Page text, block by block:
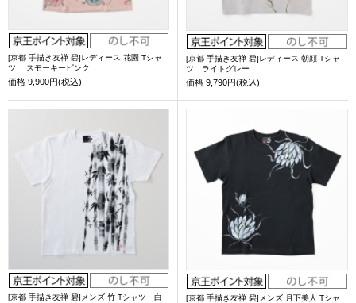
[京都 手描き友禅 碧]レディース 花園 Tシャ
ツ スモーキーピンク
価格 9,900円(税込)
[京都 手描き友禅 碧]レディース 朝顔 Tシャ
ツ ライトグレー
価格 9,790円(税込)
[京都 手描き友禅 碧]メンズ 竹 Tシャツ 白 [京都 手描き友禅 碧]メンズ 月下美人 Tシャ